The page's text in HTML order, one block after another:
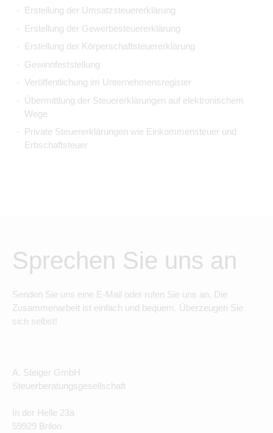
Erstellung der Umsatzsteuererklärung
Erstellung der Gewerbesteuererklärung
Erstellung der Körperschaftsteuererklärung
Gewinnfeststellung
Veröffentlichung im Unternehmensregister
Übermittlung der Steuererklärungen auf elektronischem
Wege
Private Steuererklärungen wie Einkommensteuer und
Erbschaftsteuer
Sprechen Sie uns an
Senden Sie uns eine E-Mail oder rufen Sie uns an. Die
Zusammenarbeit ist einfach und bequem. Überzeugen Sie
sich selbst!
A. Steiger GmbH
Steuerberatungsgesellschaft
In der Helle 23a
59929 Brilon